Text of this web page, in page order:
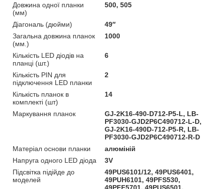
Довжина одної планки
(мм)
500, 505
Діагональ (дюйми)
49″
Загальна довжина планок
(мм.)
1000
Кількість LED діодів на
планці (шт.)
6
Кількість PIN для
підключення LED планки
2
Кількість планок в
комплекті (шт)
14
Маркування планок
GJ-2K16-490-D712-P5-L, LB-
PF3030-GJD2P6C490712-L-D,
GJ-2K16-490D-712-P5-R, LB-
PF3030-GJD2P6C490712-R-D
Матеріал основи планки
алюміній
Напруга одного LED діода
3V
Підсвітка підійде до
моделей
49PUS6101/12, 49PUS6401,
49PUH6101, 49PFS530,
49PFF5701, 49PUS6501,